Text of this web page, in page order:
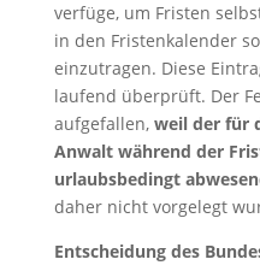
verfüge, um Fristen
in den Fristenkalender
einzutragen. Diese
laufend überprüft. Der
aufgefallen, weil der für
Anwalt während der
urlaubsbedingt
daher nicht vorgelegt
Entscheidung des